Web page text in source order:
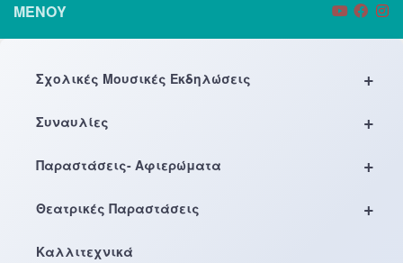
ΜΕΝΟΎ
+
Σχολικές Μουσικές Εκδηλώσεις
+
Συναυλίες
+
Παραστάσεις- Αφιερώματα
+
Θεατρικές Παραστάσεις
Καλλιτεχνικά